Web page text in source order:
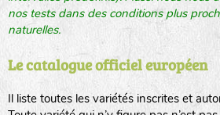
nos tests dans des conditions plus
naturelles.
Le catalogue officiel européen
Il liste toutes les variétés inscrites et